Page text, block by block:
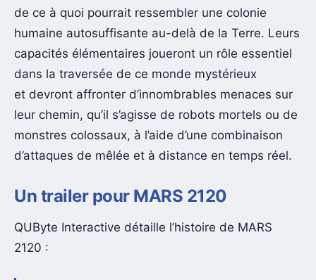
de ce à quoi pourrait ressembler une colonie
humaine autosuffisante au-delà de la Terre. Leurs
capacités élémentaires joueront un rôle essentiel
dans la traversée de ce monde mystérieux
et devront affronter d’innombrables menaces sur
leur chemin, qu’il s’agisse de robots mortels ou de
monstres colossaux, à l’aide d’une combinaison
d’attaques de mêlée et à distance en temps réel.
Un trailer pour MARS 2120
QUByte Interactive détaille l’histoire de MARS
2120 :